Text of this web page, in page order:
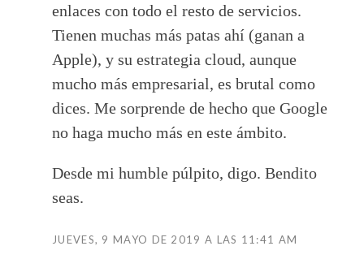
enlaces con todo el resto de servicios.
Tienen muchas más patas ahí (ganan a
Apple), y su estrategia cloud, aunque
mucho más empresarial, es brutal como
dices. Me sorprende de hecho que Google
no haga mucho más en este ámbito.
Desde mi humble púlpito, digo. Bendito
seas.
JUEVES, 9 MAYO DE 2019 A LAS 11:41 AM